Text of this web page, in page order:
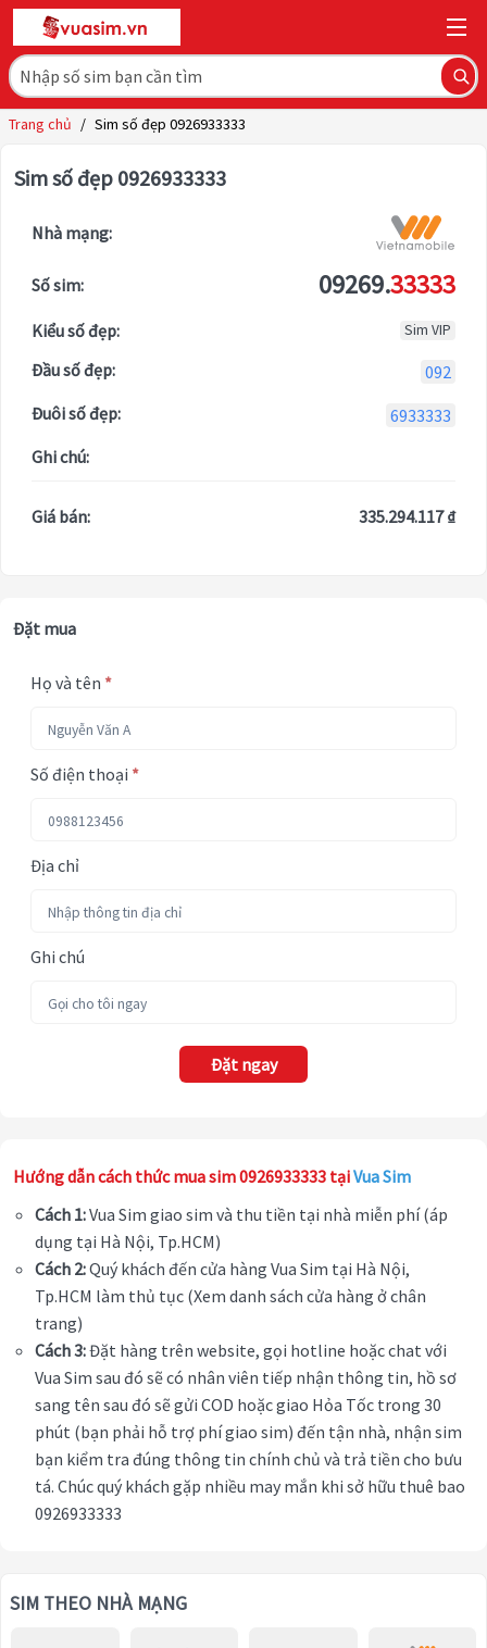
Trang chủ / Sim số đẹp 0926933333
Sim số đẹp 0926933333
Nhà mạng:
Số sim: 09269.33333
Kiểu số đẹp: Sim VIP
Đầu số đẹp:
092
Đuôi số đẹp:
6933333
Ghi chú:
Giá bán: 335.294.117 ₫
Đặt mua
Họ và tên *
Số điện thoại *
Địa chỉ
Ghi chú
Đặt ngay
Hướng dẫn cách thức mua sim 0926933333 tạiVua Sim
Cách 1:Vua Sim giao sim và thu tiền tại nhà miễn phí (áp
dụng tại Hà Nội, Tp.HCM)
Cách 2:Quý khách đến cửa hàng Vua Sim tại Hà Nội,
Tp.HCM làm thủ tục (Xem danh sách cửa hàng ở chân
trang)
Cách 3:Đặt hàng trên website, gọi hotline hoặc chat với
Vua Sim sau đó sẽ có nhân viên tiếp nhận thông tin, hồ sơ
sang tên sau đó sẽ gửi COD hoặc giao Hỏa Tốc trong 30
phút (bạn phải hỗ trợ phí giao sim) đến tận nhà, nhận sim
bạn kiểm tra đúng thông tin chính chủ và trả tiền cho bưu
tá. Chúc quý khách gặp nhiều may mắn khi sở hữu thuê bao
0926933333
SIM THEO NHÀ MẠNG